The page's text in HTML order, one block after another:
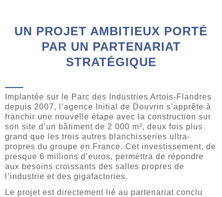
UN PROJET AMBITIEUX PORTÉ
PAR UN PARTENARIAT
STRATÉGIQUE
Implantée sur le Parc des Industries Artois-Flandres
depuis 2007, l’agence Initial de Douvrin s’apprête à
franchir une nouvelle étape avec la construction sur
son site d’un bâtiment de 2 000 m², deux fois plus
grand que les trois autres blanchisseries ultra-
propres du groupe en France. Cet investissement, de
presque 6 millions d’euros, permettra de répondre
aux besoins croissants des salles propres de
l’industrie et des gigafactories.
Le projet est directement lié au partenariat conclu